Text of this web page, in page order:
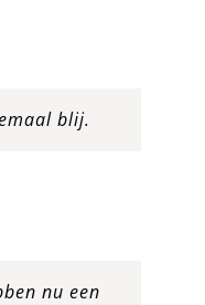
blij.
nu een